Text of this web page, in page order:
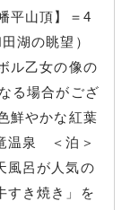
平山頂】＝4
湖の眺望）
ル乙女の像の
る場合がござ
鮮やかな紅葉
温泉 ＜泊＞
風呂が人気の
すき焼き」を